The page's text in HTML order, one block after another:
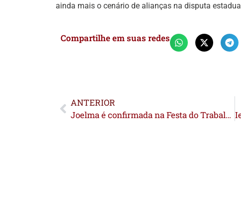
ainda mais o cenário de alianças na disputa
Compartilhe em suas redes
ANTERIOR
Joelma é confirmada na Festa do Trabalhador em Cruzeiro do Sul